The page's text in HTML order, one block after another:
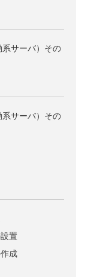
サーバ）その
サーバ）その
置
成